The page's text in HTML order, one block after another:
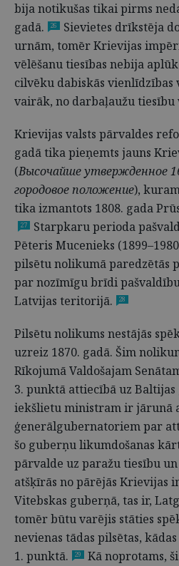
bija notikušas tikai pirms
gadā.
26
Sievietes drīkstēja
urnām, tomēr Krievijas
vēlēšanu tiesības nebija
cilvēku dabiskās vienlīdzības
vairāk, no darbaļaužu tiesību
Krievijas valsts pārvaldes
gadā tika pieņemts jauns
(Высо­чайше утвержденное
городо­вое положение),
tika izmantots 1808. gada
27
Starpkaru perioda
Pēteris Mucenieks
pilsētu nolikumā paredzētās
par nozīmīgu brīdi
Latvijas teritorijā.
28
Pilsētu nolikums nestājās
uzreiz 1870. gadā. Šim
Rīkojumā Valdošajam
3. punktā attiecībā uz
iekšlietu ministram ir jārunā
ģenerālgubernatoriem par
šo guberņu likumdošanas
pārvalde uz paražu tiesību
atšķīrās no pārējās Krievijas
Vitebskas guberņā, tas ir,
tomēr būtu varējis stāties
nevienas tādas pilsētas,
1. punktā.
29
Kā noprotams,